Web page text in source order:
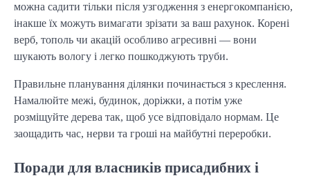
можна садити тільки після узгодження з енергокомпанією,
інакше їх можуть вимагати зрізати за ваш рахунок. Корені
верб, тополь чи акацій особливо агресивні — вони
шукають вологу і легко пошкоджують труби.
Правильне планування ділянки починається з креслення.
Намалюйте межі, будинок, доріжки, а потім уже
розміщуйте дерева так, щоб усе відповідало нормам. Це
заощадить час, нерви та гроші на майбутні переробки.
Поради для власників присадибних і